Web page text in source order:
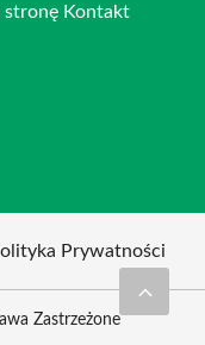
stronę Kontakt
Prywatności
Zastrzeżone